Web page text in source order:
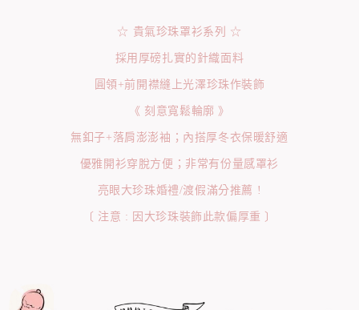
☆ 貴氣珍珠罩衫系列 ☆
採用厚磅扎實的針織面料
圓領+前開襟縫上光澤珍珠作裝飾
《 刻意寬鬆輪廓 》
無釦子+落肩澎澎袖；內搭厚冬衣保暖舒適
優雅開衫穿脫方便；非常有份量感罩衫
亮眼大珍珠婚禮/渡假滿分推薦 !
〔 注意 : 因大珍珠裝飾此款偏厚重 〕